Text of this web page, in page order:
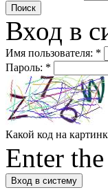
Вход в
Имя пользователя: *
Пароль: *
Какой код на
Enter